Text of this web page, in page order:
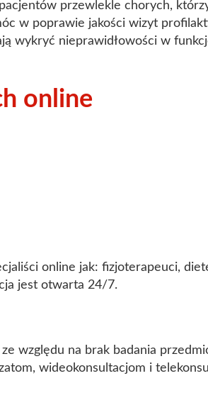
przewlekle chorych,
w poprawie jakości wizyt
wykryć nieprawidłowości w
online
online jak: fizjoterapeuci,
jest otwarta 24/7.
względu na brak badania
wideokonsultacjom i